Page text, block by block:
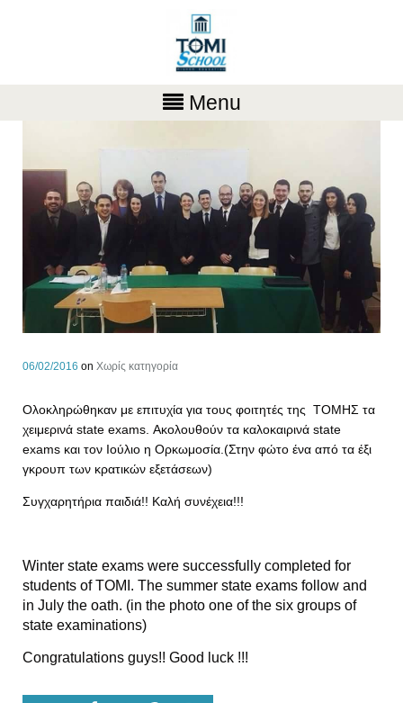
Menu
06/02/2016 on Χωρίς κατηγορία
Ολοκληρώθηκαν με επιτυχία για τους φοιτητές της ΤΟΜΗΣ τα
χειμερινά state exams. Ακολουθούν τα καλοκαιρινά state
exams και τον Ιούλιο η Ορκωμοσία.(Στην φώτο ένα από τα έξι
γκρουπ των κρατικών εξετάσεων)
Συγχαρητήρια παιδιά!! Καλή συνέχεια!!!
Winter state exams were successfully completed for
students of TOMI. The summer state exams follow and
in July the oath. (in the photo one of the six groups of
state examinations)
Congratulations guys!! Good luck !!!